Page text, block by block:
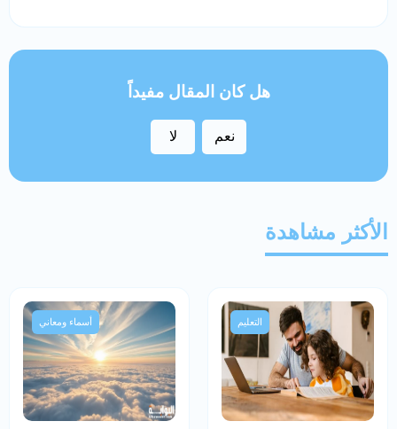
هل كان المقال مفيداً
نعم لا
الأكثر مشاهدة
التعليم أسماء ومعاني